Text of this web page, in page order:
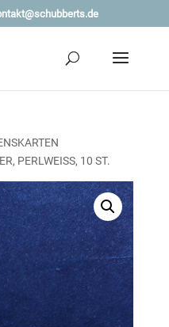
PERLWEISS, 10 ST.